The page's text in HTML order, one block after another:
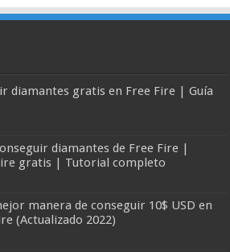
diamantes gratis en Free Fire | Guía
diamantes de Free Fire |
gratis | Tutorial completo
manera de conseguir 10$ USD en
(Actualizado 2022)